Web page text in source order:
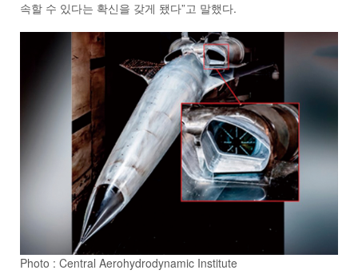
속할 수 있다는 확신을 갖게 됐다”고 말했다.
Photo : Central Aerohydrodynamic Institute